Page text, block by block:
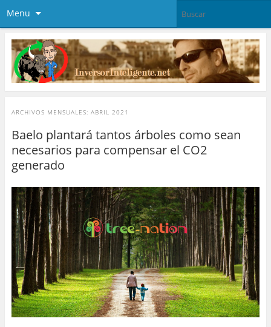
Menu
ARCHIVOS MENSUALES: ABRIL 2021
Baelo plantará tantos árboles como sean
necesarios para compensar el CO2
generado